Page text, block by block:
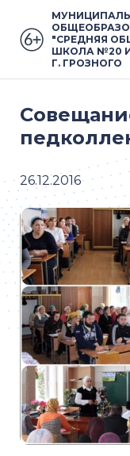
"СРЕДНЯЯ
ШКОЛА №20
Г. ГРОЗНОГО
26.12.2016